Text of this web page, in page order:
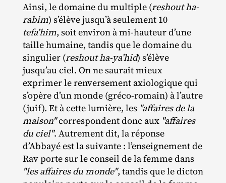
Ainsi, le domaine du multiple (reshout ha-
rabim) s’élève jusqu’à seulement 10
tefa’him, soit environ à mi‐​hauteur d’une
taille humaine, tandis que le domaine du
singulier (reshout ha-ya’hid) s’élève
jusqu’au ciel. On ne saurait mieux
exprimer le renversement axiologique qui
s’opère d’un monde (gréco‐​romain) à l’autre
(juif). Et à cette lumière, les "affaires de la
maison"correspondent donc aux "affaires
du ciel". Autrement dit, la réponse
d’Abbayé est la suivante : l’enseignement de
Rav porte sur le conseil de la femme dans
"les affaires du monde", tandis que le dicton